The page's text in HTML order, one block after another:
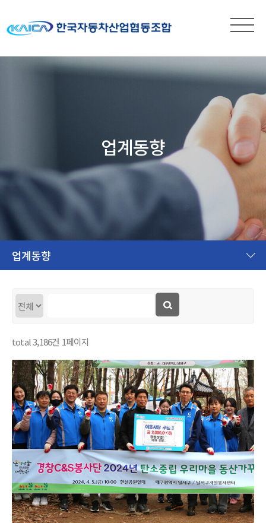
업계동향
업계동향
total3,186건 1페이지